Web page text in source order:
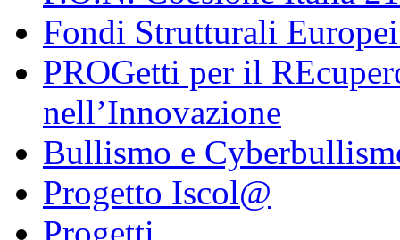
Fondi Strutturali
PROGetti per il
nell’Innovazione
Bullismo e
Progetto Iscol@